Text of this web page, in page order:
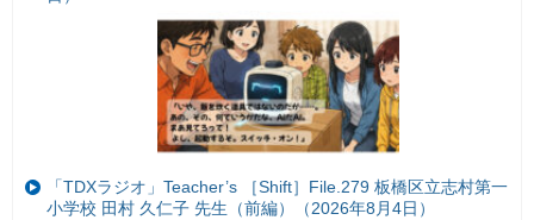
「TDXラジオ」Teacher’s ［Shift］File.279 板橋区立志村第一
小学校 田村 久仁子 先生（前編）（2026年8月4日）